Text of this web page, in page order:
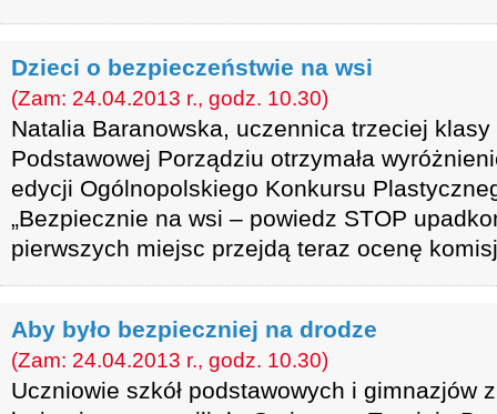
Dzieci o bezpieczeństwie na wsi
(Zam: 24.04.2013 r., godz. 10.30)
Natalia Baranowska, uczennica trzeciej klasy
Podstawowej Porządziu otrzymała
edycji Ogólnopolskiego Konkursu
„Bezpiecznie na wsi – powiedz STOP
pierwszych miejsc przejdą teraz ocenę
Aby było bezpieczniej na drodze
(Zam: 24.04.2013 r., godz. 10.30)
Uczniowie szkół podstawowych i gimnazjów